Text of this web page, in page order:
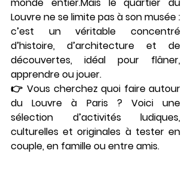
Louvre ne se limite pas à son musée :
c’est un véritable concentré
d’histoire, d’architecture et de
découvertes, idéal pour flâner,
apprendre ou jouer.
👉 Vous cherchez quoi faire autour
du Louvre à Paris ? Voici une
sélection d’activités ludiques,
culturelles et originales à tester en
couple, en famille ou entre amis.